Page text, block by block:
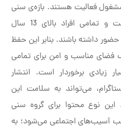
فعالیت هستند. بازه‌ی سنی
این کاربران بسیار گسترده است و تمامی افراد بالای 13 سال
داشته باشند. بنابر این حفظ
فضای مناسب و امن برای تمامی
زیادی برخوردار است. انتشار
می‌تواند به سلامت این
این نوع محتوا برای گروه سنی
آسیب‌های اجتماعی می‌شود؛ به